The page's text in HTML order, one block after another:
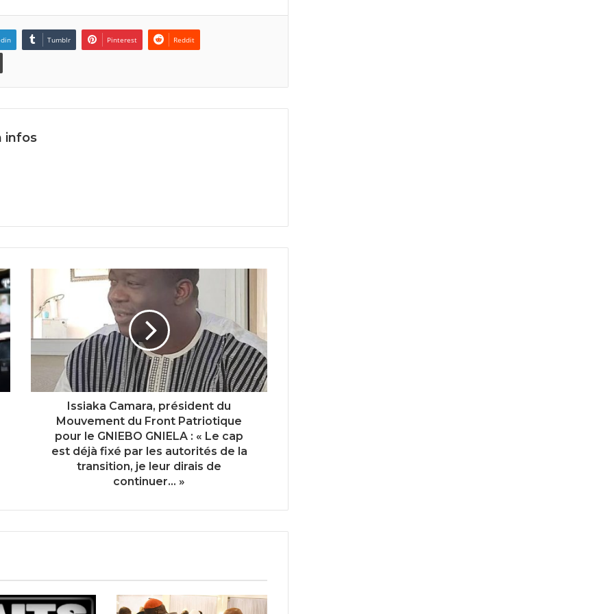
Tumblr Pinterest Reddit
infos
Issiaka Camara, président du
Mouvement du Front Patriotique
pour le GNIEBO GNIELA : « Le cap
est déjà fixé par les autorités de la
transition, je leur dirais de
continuer… »